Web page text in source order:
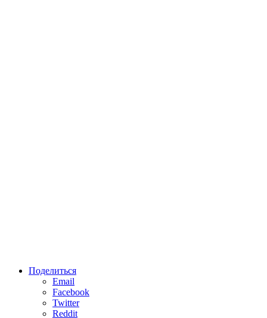
Поделиться
Email
Facebook
Twitter
Reddit